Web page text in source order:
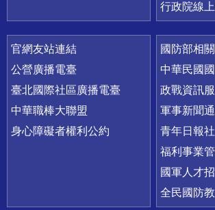
行政院線
官網友站連結
公營廣播電臺
臺北國際社區廣播電臺
中華職棒大聯盟
身心障礙者權利公約
國防部相
中華民國
政戰資訊
軍事新聞
青年日報社
福利事業
國軍人才
全民國防